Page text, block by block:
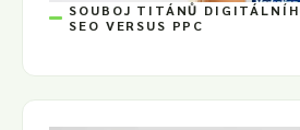
SOUBOJ TITÁNŮ
SEO VERSUS PPC